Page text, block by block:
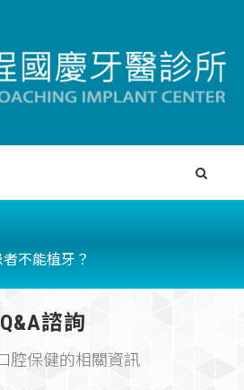
不能植牙？
Q&A諮詢
腔保健的相關資訊